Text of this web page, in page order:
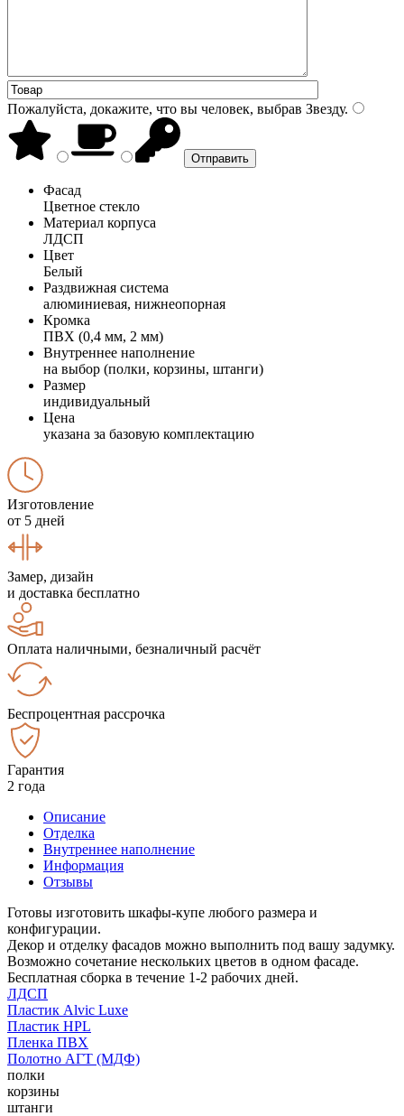
Пожалуйста, докажите, что вы человек, выбрав Звезду.
Фасад
Цветное стекло
Материал корпуса
ЛДСП
Цвет
Белый
Раздвижная система
алюминиевая, нижнеопорная
Кромка
ПВХ (0,4 мм, 2 мм)
Внутреннее наполнение
на выбор (полки, корзины, штанги)
Размер
индивидуальный
Цена
указана за базовую комплектацию
Изготовление
от 5 дней
Замер, дизайн
и доставка бесплатно
Оплата наличными, безналичный расчёт
Беспроцентная рассрочка
Гарантия
2 года
Описание
Отделка
Внутреннее наполнение
Информация
Отзывы
Готовы изготовить шкафы-купе любого размера и
конфигурации.
Декор и отделку фасадов можно выполнить под вашу задумку.
Возможно сочетание нескольких цветов в одном фасаде.
Бесплатная сборка в течение 1-2 рабочих дней.
ЛДСП
Пластик Alvic Luxe
Пластик HPL
Пленка ПВХ
Полотно АГТ (МДФ)
полки
корзины
штанги